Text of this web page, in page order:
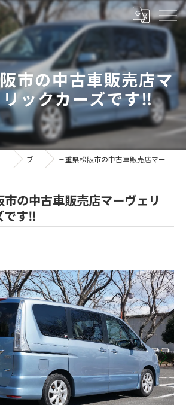
市の中古車販売店マ
ックカーズです‼️
ブログ 三重県松阪市の中古車販売店マーヴェリックカーズです‼️
市の中古車販売店マーヴェリ
です‼️